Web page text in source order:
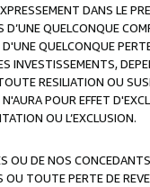
DANS LE
QUELCONQUE
QUELCONQUE
INVESTISSEMENTS,
RESILIATION OU
POUR EFFET
OU L’EXCLUSION.
OU DE NOS
OU TOUTE PERTE DE